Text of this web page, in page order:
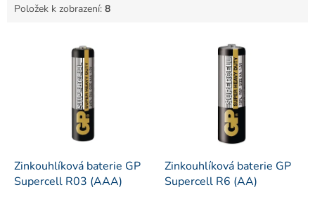
Položek k zobrazení: 8
dZinkouhlíková baterie GP
Supercell R03 (AAA)
Zinkouhlíková baterie GP
Supercell R6 (AA)